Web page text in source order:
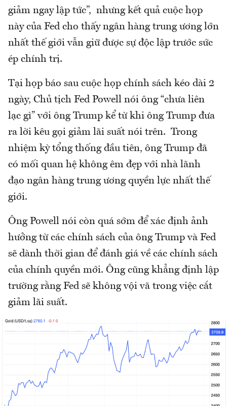
giảm ngay lập tức”, nhưng kết quả cuộc họp
này của Fed cho thấy ngân hàng trung ương lớn
nhất thế giới vẫn giữ được sự độc lập trước sức
ép chính trị.
Tại họp báo sau cuộc họp chính sách kéo dài 2
ngày, Chủ tịch Fed Powell nói ông “chưa liên
lạc gì” với ông Trump kể từ khi ông Trump đưa
ra lời kêu gọi giảm lãi suất nói trên. Trong
nhiệm kỳ tổng thống đầu tiên, ông Trump đã
có mối quan hệ không êm đẹp với nhà lãnh
đạo ngân hàng trung ương quyền lực nhất thế
giới.
Ông Powell nói còn quá sớm để xác định ảnh
hưởng từ các chính sách của ông Trump và Fed
sẽ dành thời gian để đánh giá về các chính sách
của chính quyền mới. Ông cũng khẳng định lập
trường rằng Fed sẽ không vội vã trong việc cắt
giảm lãi suất.